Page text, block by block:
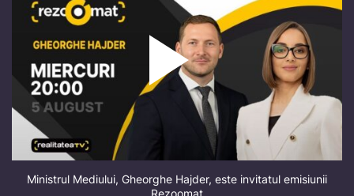
Ministrul Mediului, Gheorghe Hajder, este invitatul emisiunii